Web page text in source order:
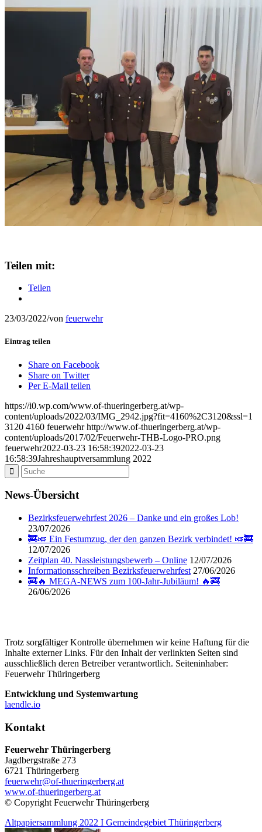
Teilen mit:
Teilen
23/03/2022/von feuerwehr
Eintrag teilen
Share on Facebook
Share on Twitter
Per E-Mail teilen
https://i0.wp.com/www.of-thueringerberg.at/wp-
content/uploads/2022/03/IMG_2942.jpg?fit=4160%2C3120&ssl=1
3120 4160 feuerwehr http://www.of-thueringerberg.at/wp-
content/uploads/2017/02/Feuerwehr-THB-Logo-PRO.png
feuerwehr2022-03-23 16:58:392022-03-23
16:58:39Jahreshauptversammlung 2022
News-Übersicht
Bezirksfeuerwehrfest 2026 – Danke und ein großes Lob!
23/07/2026
🚒🎺 Ein Festumzug, der den ganzen Bezirk verbindet! 🎺🚒
12/07/2026
Zeitplan 40. Nassleistungsbewerb – Online 12/07/2026
Informationsschreiben Bezirksfeuerwehrfest 27/06/2026
🚒🔥 MEGA-NEWS zum 100-Jahr-Jubiläum! 🔥🚒
26/06/2026
Trotz sorgfältiger Kontrolle übernehmen wir keine Haftung für die
Inhalte externer Links. Für den Inhalt der verlinkten Seiten sind
ausschließlich deren Betreiber verantwortlich. Seiteninhaber:
Feuerwehr Thüringerberg
Entwicklung und Systemwartung
laendle.io
Kontakt
Feuerwehr Thüringerberg
Jagdbergstraße 273
6721 Thüringerberg
feuerwehr@of-thueringerberg.at
www.of-thueringerberg.at
© Copyright Feuerwehr Thüringerberg
Altpapiersammlung 2022 I Gemeindegebiet Thüringerberg